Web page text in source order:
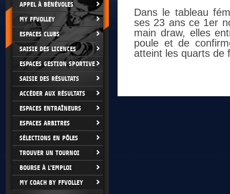
APPEL À BÉNÉVOLES
MY FFVOLLEY
ESPACES CLUBS
SAISIE DES LICENCES
ESPACES GESTION SPORTIVE
SAISIE DES RÉSULTATS
ACCÉDER AUX RÉSULTATS
ESPACES ENTRAÎNEURS
ESPACES ARBITRES
SÉLECTIONS EN PÔLES
TROUVER UN TOURNOI
BOURSE À L'EMPLOI
MY COACH BY FFVOLLEY
Dans le tableau
ses 23 ans ce 1er
main draw, elles
poule et de
atteint les quarts de